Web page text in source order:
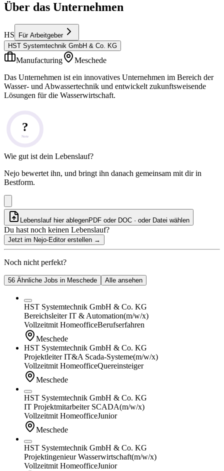
Über das Unternehmen
HS
Für Arbeitgeber
HST Systemtechnik GmbH & Co. KG
Manufacturing
Meschede
Das Unternehmen ist ein innovatives Unternehmen im Bereich der
Wasser- und Abwassertechnik und entwickelt zukunftsweisende
Lösungen für die Wasserwirtschaft.
?
Note
Wie gut ist dein Lebenslauf?
Nejo bewertet ihn, und bringt ihn danach gemeinsam mit dir in
Bestform.
Lebenslauf hier ablegenPDF oder DOC · oder Datei wählen
Du hast noch keinen Lebenslauf?
Jetzt im Nejo-Editor erstellen →
Noch nicht perfekt?
56 Ähnliche Jobs in Meschede Alle ansehen
HST Systemtechnik GmbH & Co. KG
Bereichsleiter IT & Automation(m/w/x)
Vollzeitmit HomeofficeBerufserfahren
Meschede
HST Systemtechnik GmbH & Co. KG
Projektleiter IT&A Scada-Systeme(m/w/x)
Vollzeitmit HomeofficeQuereinsteiger
Meschede
HST Systemtechnik GmbH & Co. KG
IT Projektmitarbeiter SCADA(m/w/x)
Vollzeitmit HomeofficeJunior
Meschede
HST Systemtechnik GmbH & Co. KG
Projektingenieur Wasserwirtschaft(m/w/x)
Vollzeitmit HomeofficeJunior